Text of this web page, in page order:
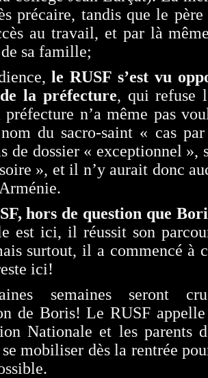
précaire, tandis que le
au travail, et par là
sa famille;
le RUSF s’est vu
la préfecture, qui refuse l
préfecture n’a même pas
du sacro-saint « cas
de dossier « exceptionnel »,
», et il n’y aurait donc
hors de question que
est ici, il réussit son
surtout, il a commencé à
ici!
semaines seront
de Boris! Le RUSF
Nationale et les parents
se mobiliser dès la rentrée